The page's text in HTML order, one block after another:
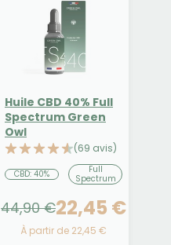
Huile CBD 40% Full
Spectrum Green
Owl
(69 avis)
CBD: 40%
Full
Spectrum
44,90 €22,45 €
À partir de 22,45 €